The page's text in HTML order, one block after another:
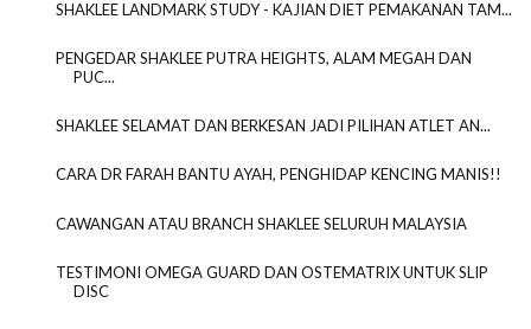
SHAKLEE LANDMARK STUDY - KAJIAN DIET PEMAKANAN TAM...
PENGEDAR SHAKLEE PUTRA HEIGHTS, ALAM MEGAH DAN
PUC...
SHAKLEE SELAMAT DAN BERKESAN JADI PILIHAN ATLET AN...
CARA DR FARAH BANTU AYAH, PENGHIDAP KENCING MANIS!!
CAWANGAN ATAU BRANCH SHAKLEE SELURUH MALAYSIA
TESTIMONI OMEGA GUARD DAN OSTEMATRIX UNTUK SLIP
DISC